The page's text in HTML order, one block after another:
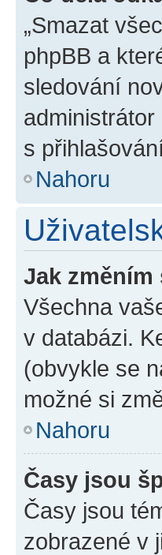
„Smazat
phpBB a
sledování
s
Nahoru
Jak změním
Všechna
v databázi.
(obvykle se
možné si
Nahoru
Časy jsou
Časy jsou
zobrazené v